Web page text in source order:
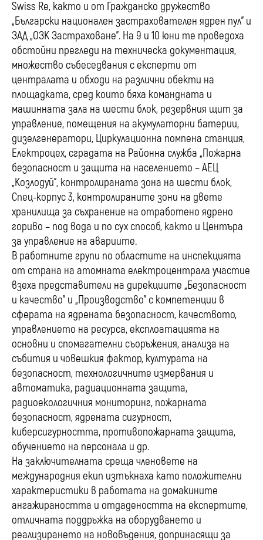
Swiss Re, както и от Гражданско дружество
„Български национален застрахователен ядрен пул” и
ЗАД „ОЗК Застраховане”. На 9 и 10 юни те проведоха
обстойни прегледи на техническа документация,
множество събеседвания с експерти от
централата и обходи на различни обекти на
площадката, сред които бяха командната и
машинната зала на шести блок, резервния щит за
управление, помещения на акумулаторни батерии,
дизелгенератори, Циркулационна помпена станция,
Електроцех, сградата на Районна служба „Пожарна
безопасност и защита на населението – АЕЦ
„Козлодуй”, контролираната зона на шести блок,
Спец-корпус 3, контролираните зони на двете
хранилища за съхранение на отработено ядрено
гориво – под вода и по сух способ, както и Центъра
за управление на авариите.
В работните групи по областите на инспекцията
от страна на атомната електроцентрала участие
взеха представители на дирекциите „Безопасност
и качество” и „Производство” с компетенции в
сферата на ядрената безопасност, качеството,
управлението на ресурса, експлоатацията на
основни и спомагателни съоръжения, анализа на
събития и човешкия фактор, културата на
безопасност, технологичните измервания и
автоматика, радиационната защита,
радиоекологичния мониторинг, пожарната
безопасност, ядрената сигурност,
киберсигурността, противопожарната защита,
обучението на персонала и др.
На заключителната среща членовете на
международния екип изтъкнаха като положителни
характеристики в работата на домакините
ангажираността и отдадеността на експертите,
отличната поддръжка на оборудването и
реализирането на нововъдения, допринасящи за